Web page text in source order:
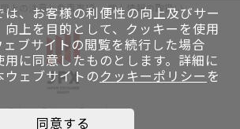
、お客様の利便性の向上及びサー
向上を目的として、クッキーを使用
ェブサイトの閲覧を続行した場合
に同意したものとします。詳細に
ェブサイトのクッキーポリシー を
同意する
上の注意と免責事項
個人情報の取扱い
© Japan Exchange Group, Inc.